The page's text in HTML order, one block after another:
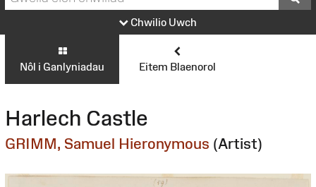
Chwilio Uwch
Nôl i Ganlyniadau Eitem Blaenorol
Harlech Castle
GRIMM, Samuel Hieronymous (Artist)